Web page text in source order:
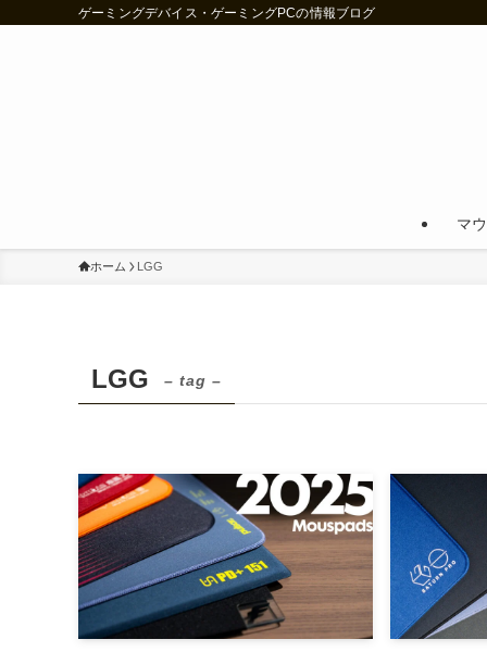
ゲーミングデバイス・ゲーミングPCの情報ブログ
マ
ホーム LGG
LGG – tag –